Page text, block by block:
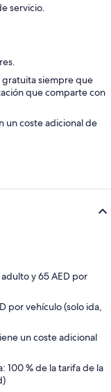
servicio.
gratuita siempre que
que comparte con
un coste adicional de
y 65 AED por
por vehículo (solo ida,
un coste adicional
100 % de la tarifa de la